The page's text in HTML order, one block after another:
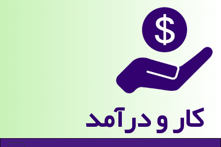
كار و درآمد